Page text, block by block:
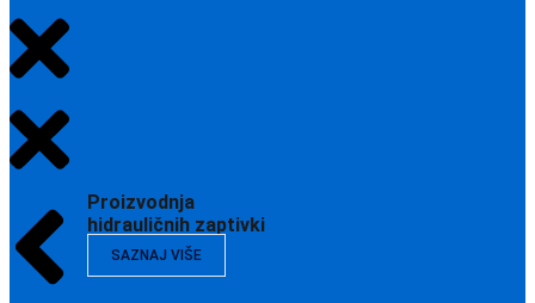
Proizvodnja
hidrauličnih zaptivki
SAZNAJ VIŠE